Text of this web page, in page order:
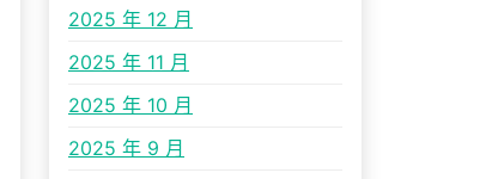
2025 年 12 月
2025 年 11 月
2025 年 10 月
2025 年 9 月